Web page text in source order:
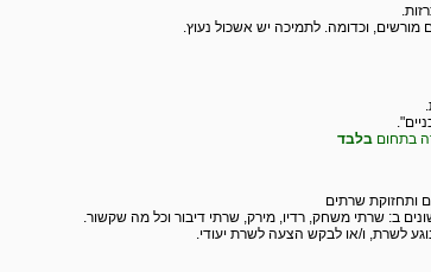
וכדומה. לתמיכה יש אשכול נעוץ.
בתחום בלבד
ותחזוקת שרתים
ב: שרתי משחק, רדיו, מירק, שרתי דיבור וכל מה שקשור.
לשרת, ו/או לבקש הצעה לשרת יעודי.